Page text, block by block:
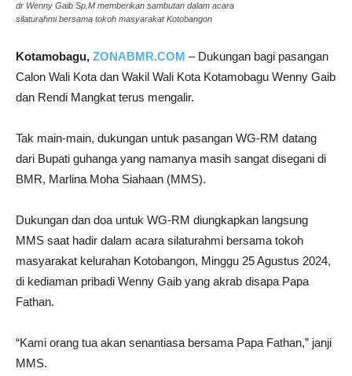
dr Wenny Gaib Sp.M memberikan sambutan dalam acara
silaturahmi bersama tokoh masyarakat Kotobangon
Kotamobagu, ZONABMR.COM – Dukungan bagi pasangan
Calon Wali Kota dan Wakil Wali Kota Kotamobagu Wenny Gaib
dan Rendi Mangkat terus mengalir.
Tak main-main, dukungan untuk pasangan WG-RM datang
dari Bupati guhanga yang namanya masih sangat disegani di
BMR, Marlina Moha Siahaan (MMS).
Dukungan dan doa untuk WG-RM diungkapkan langsung
MMS saat hadir dalam acara silaturahmi bersama tokoh
masyarakat kelurahan Kotobangon, Minggu 25 Agustus 2024,
di kediaman pribadi Wenny Gaib yang akrab disapa Papa
Fathan.
“Kami orang tua akan senantiasa bersama Papa Fathan,” janji
MMS.